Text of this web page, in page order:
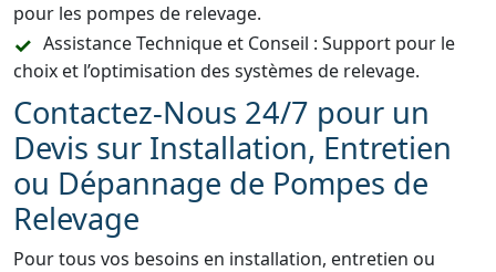
pour les pompes de relevage.
Assistance Technique et Conseil : Support pour le
choix et l’optimisation des systèmes de relevage.
Contactez-Nous 24/7 pour un
Devis sur Installation, Entretien
ou Dépannage de Pompes de
Relevage
Pour tous vos besoins en installation, entretien ou